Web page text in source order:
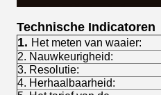
Technische Indicatoren
1. Het meten van waaier:
2. Nauwkeurigheid:
3. Resolutie:
4. Herhaalbaarheid: